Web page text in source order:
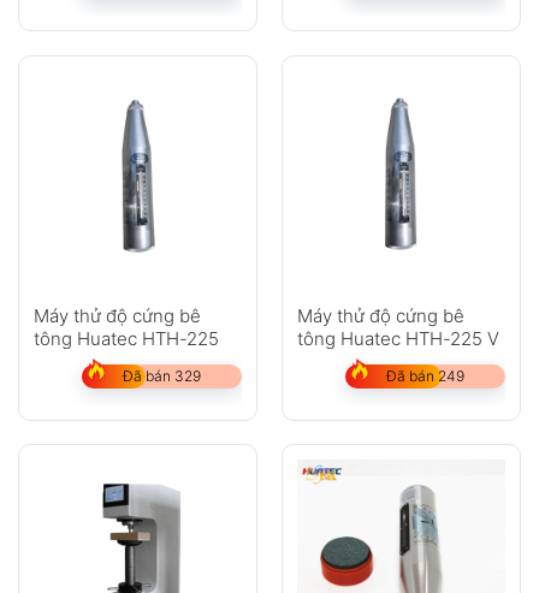
Máy thử độ cứng bê
tông Huatec HTH-225
Đã bán 329
Máy thử độ cứng bê
tông Huatec HTH-225 V
Đã bán 249